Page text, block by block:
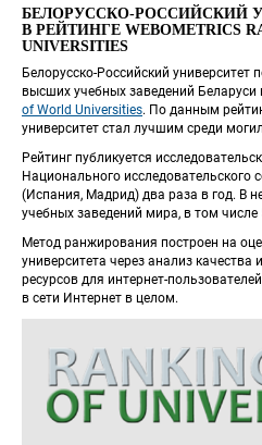
БЕЛОРУССКО-РОССИЙСКИЙ
В РЕЙТИНГЕ WEBOMETRICS
UNIVERSITIES
Белорусско-Российский
высших учебных заведений Беларуси
of World Universities. По данным
университет стал лучшим среди
Рейтинг публикуется
Национального исследовательского
(Испания, Мадрид) два раза в год. В
учебных заведений мира, в том числе
Метод ранжирования построен на
университета через анализ качества
ресурсов для интернет-
в сети Интернет в целом.